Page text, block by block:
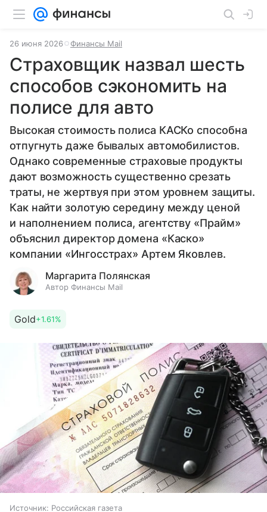
26 июня 2026 Финансы Mail
Страховщик назвал шесть
способов сэкономить на
полисе для авто
Высокая стоимость полиса КАСКо способна
отпугнуть даже бывалых автомобилистов.
Однако современные страховые продукты
дают возможность существенно срезать
траты, не жертвуя при этом уровнем защиты.
Как найти золотую середину между ценой
и наполнением полиса, агентству «Прайм»
объяснил директор домена «Каско»
компании «Ингосстрах» Артем Яковлев.
Маргарита Полянская
Автор Финансы Mail
Gold+1.61%
Источник: Российская газета